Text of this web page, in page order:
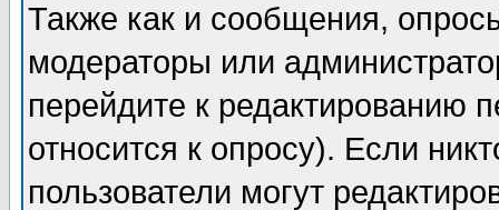
Также как и сообщения,
модераторы или
перейдите к редактированию
относится к опросу). Если
пользователи могут